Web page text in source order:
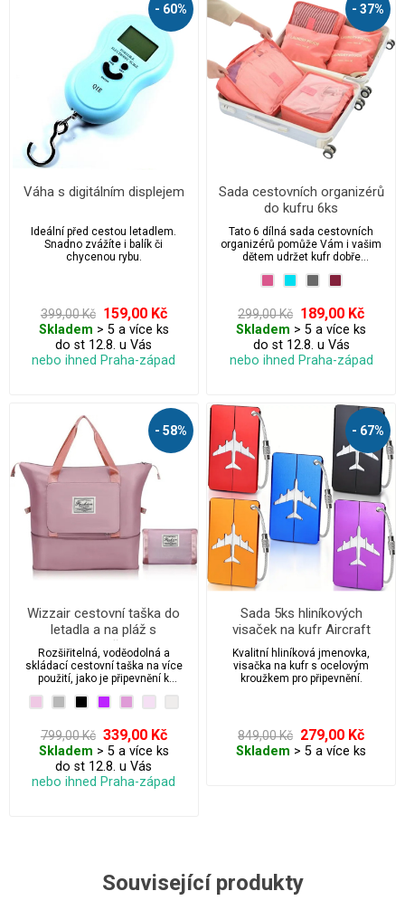
- 60%
Váha s digitálním displejem
Ideální před cestou letadlem.
Snadno zvážíte i balík či
chycenou rybu.
399,00 Kč 159,00 Kč
Skladem > 5 a více ks
do st 12.8. u Vás
nebo ihned Praha-západ
- 37%
Sada cestovních organizérů
do kufru 6ks
Tato 6 dílná sada cestovních
organizérů pomůže Vám i vašim
dětem udržet kufr dobře
299,00 Kč 189,00 Kč
Skladem > 5 a více ks
do st 12.8. u Vás
nebo ihned Praha-západ
- 58%
Wizzair cestovní taška do
letadla a na pláž s
univerzálním připnutím na
cestovní zavazadlo -
rozšiřitelná a skládací
Rozšiřitelná, voděodolná a
skládací cestovní taška na více
použití, jako je připevnění k
doplněk či praktická na nákupy,
příjemně malé rozměry, je lehká a
vepředu má praktickou kapsičku
na zip. Je barevně sladěna s
našimi cestovními kufry RGL.
799,00 Kč 339,00 Kč
Skladem > 5 a více ks
do st 12.8. u Vás
nebo ihned Praha-západ
- 67%
Sada 5ks hliníkových
visaček na kufr Aircraft
Kvalitní hliníková jmenovka,
visačka na kufr s ocelovým
kroužkem pro připevnění.
849,00 Kč 279,00 Kč
Skladem > 5 a více ks
Související produkty